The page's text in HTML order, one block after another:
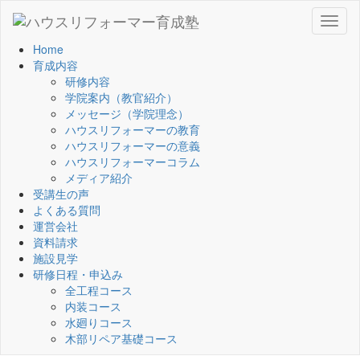
Home
育成内容
研修内容
学院案内（教官紹介）
メッセージ（学院理念）
ハウスリフォーマーの教育
ハウスリフォーマーの意義
ハウスリフォーマーコラム
メディア紹介
受講生の声
よくある質問
運営会社
資料請求
施設見学
研修日程・申込み
全工程コース
内装コース
水廻りコース
木部リペア基礎コース